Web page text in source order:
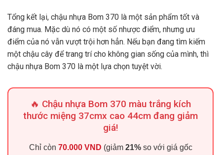
Tổng kết lại, chậu nhựa Bom 370 là một sản phẩm tốt và
đáng mua. Mặc dù nó có một số nhược điểm, nhưng ưu
điểm của nó vẫn vượt trội hơn hẳn. Nếu bạn đang tìm kiếm
một chậu cây để trang trí cho không gian sống của mình, thì
chậu nhựa Bom 370 là một lựa chọn tuyệt vời.
🔥 Chậu nhựa Bom 370 màu trắng kích
thước miệng 37cmx cao 44cm đang giảm
giá!
Chỉ còn 70.000 VND (giảm 21%so với giá gốc